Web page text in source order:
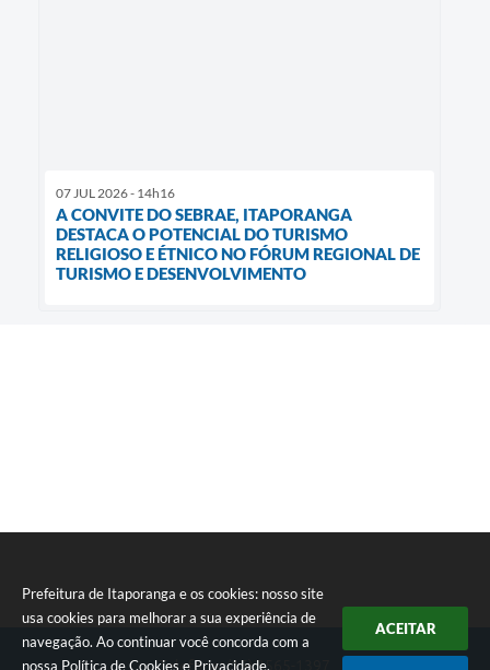
Prefeitura de Itaporanga e os cookies: nosso site
usa cookies para melhorar a sua experiência de
navegação. Ao continuar você concorda com a
nossa Política de Cookies e Privacidade.
ACEITAR
07 JUL 2026 - 14h16
A CONVITE DO SEBRAE, ITAPORANGA
DESTACA O POTENCIAL DO TURISMO
RELIGIOSO E ÉTNICO NO FÓRUM REGIONAL DE
TURISMO E DESENVOLVIMENTO
Telefone: (15) 3565-1397